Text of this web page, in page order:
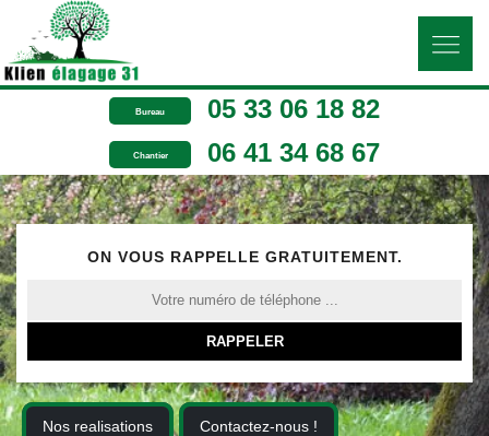
Bureau 05 33 06 18 82
Chantier 06 41 34 68 67
ON VOUS RAPPELLE GRATUITEMENT.
Nos realisations Contactez-nous !